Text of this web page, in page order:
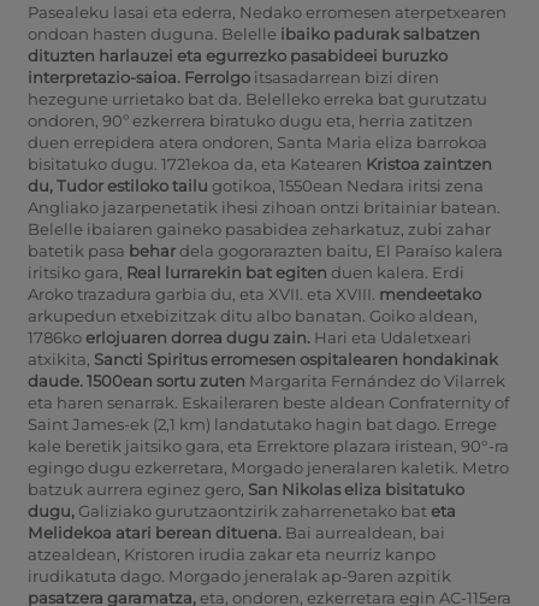
Pasealeku lasai eta ederra, Nedako erromesen aterpetxearen
ondoan hasten duguna. Belelle ibaiko padurak salbatzen
dituzten harlauzei eta egurrezko pasabideei buruzko
interpretazio-saioa. Ferrolgoitsasadarrean bizi diren
hezegune urrietako bat da. Belelleko erreka bat gurutzatu
ondoren, 90º ezkerrera biratuko dugu eta, herria zatitzen
duen errepidera atera ondoren, Santa Maria eliza barrokoa
bisitatuko dugu. 1721ekoa da, eta Katearen Kristoa zaintzen
du, Tudor estiloko tailu gotikoa, 1550ean Nedara iritsi zena
Angliako jazarpenetatik ihesi zihoan ontzi britainiar batean.
Belelle ibaiaren gaineko pasabidea zeharkatuz, zubi zahar
batetik pasa behardela gogorarazten baitu, El Paraíso kalera
iritsiko gara, Real lurrarekin bat egiten duen kalera. Erdi
Aroko trazadura garbia du, eta XVII. eta XVIII. mendeetako
arkupedun etxebizitzak ditu albo banatan. Goiko aldean,
1786koerlojuaren dorrea dugu zain.Hari eta Udaletxeari
atxikita, Sancti Spiritus erromesen ospitalearen hondakinak
daude. 1500ean sortu zuten Margarita Fernández do Vilarrek
eta haren senarrak. Eskaileraren beste aldean Confraternity of
Saint James-ek (2,1 km) landatutako hagin bat dago. Errege
kale beretik jaitsiko gara, eta Errektore plazara iristean, 90°-ra
egingo dugu ezkerretara, Morgado jeneralaren kaletik. Metro
batzuk aurrera eginez gero, San Nikolas eliza bisitatuko
dugu,Galiziako gurutzaontzirik zaharrenetako bateta
Melidekoa atari berean dituena.Bai aurrealdean, bai
atzealdean, Kristoren irudia zakar eta neurriz kanpo
irudikatuta dago. Morgado jeneralak ap-9aren azpitik
pasatzera garamatza,eta, ondoren, ezkerretara egin AC-115era